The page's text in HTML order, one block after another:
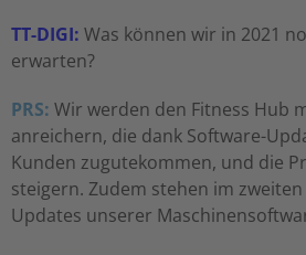
TT-DIGI: Was können wir in 2021
erwarten?
PRS: Wir werden den Fitness Hub
anreichern, die dank Software-
Kunden zugutekommen, und die
steigern. Zudem stehen im
Updates unserer